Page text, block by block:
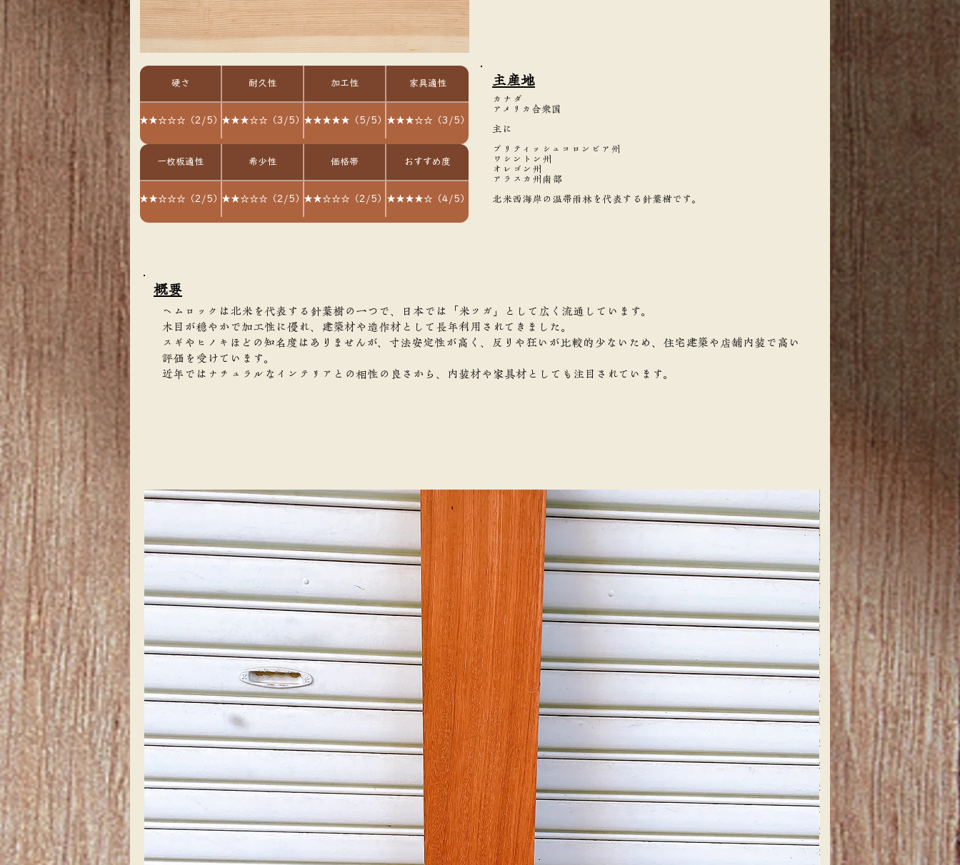
硬さ 耐久性 加工性 家具適性
★★☆☆☆（2/5） ★★★☆☆（3/5） ★★★★★（5/5） ★★★☆☆（3/5）
一枚板適性 希少性 価格帯 おすすめ度
★★☆☆☆（2/5） ★★☆☆☆（2/5） ★★☆☆☆（2/5） ★★★★☆（4/5）
主産地
カナダ
アメリカ合衆国
主に
ブリティッシュコロンビア州
ワシントン州
オレゴン州
アラスカ州南部
北米西海岸の温帯雨林を代表する針葉樹です。
​概要
ヘムロックは北米を代表する針葉樹の一つで、日本では「米ツガ」として広く流通しています。
木目が穏やかで加工性に優れ、建築材や造作材として長年利用されてきました。
スギやヒノキほどの知名度はありませんが、寸法安定性が高く、反りや狂いが比較的少ないため、住宅建築や店舗内装で高い
評価を受けています。
近年ではナチュラルなインテリアとの相性の良さから、内装材や家具材としても注目されています。